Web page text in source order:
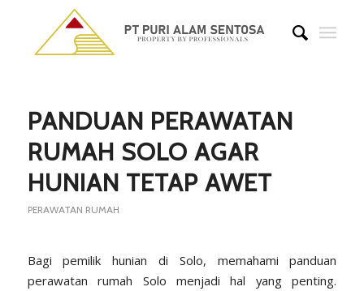
PANDUAN PERAWATAN
RUMAH SOLO AGAR
HUNIAN TETAP AWET
PERAWATAN RUMAH
Bagi pemilik hunian di Solo, memahami panduan
perawatan rumah Solo menjadi hal yang penting.